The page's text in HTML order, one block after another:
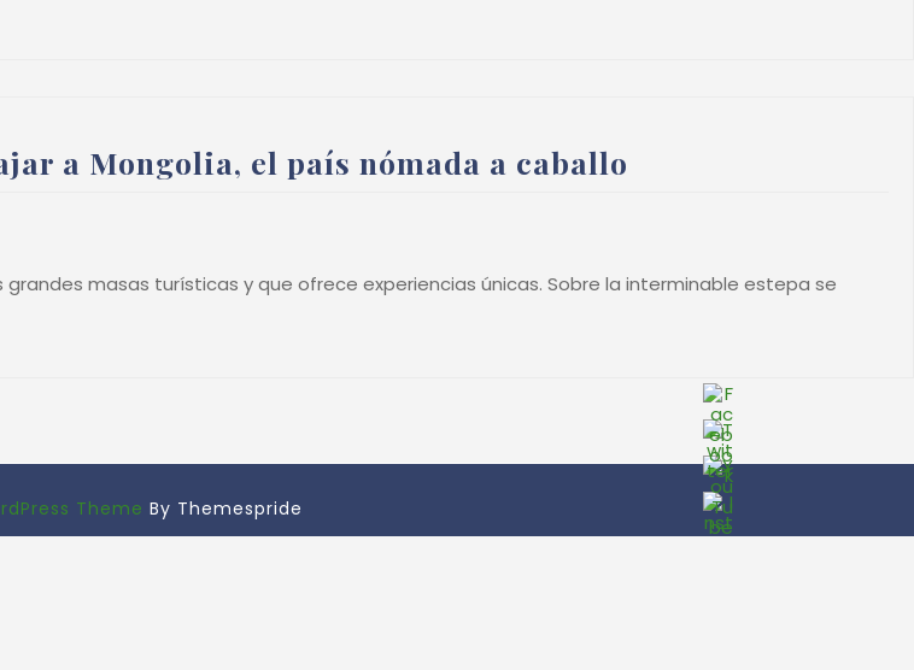
a Mongolia, el país nómada a caballo
masas turísticas y que ofrece experiencias únicas. Sobre la interminable estepa se
Theme By Themespride